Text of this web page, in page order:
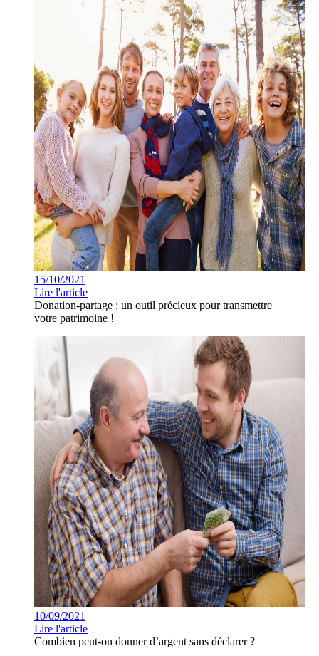
15/10/2021
Lire l'article
Donation-partage : un outil précieux pour transmettre
votre patrimoine !
10/09/2021
Lire l'article
Combien peut-on donner d’argent sans déclarer ?